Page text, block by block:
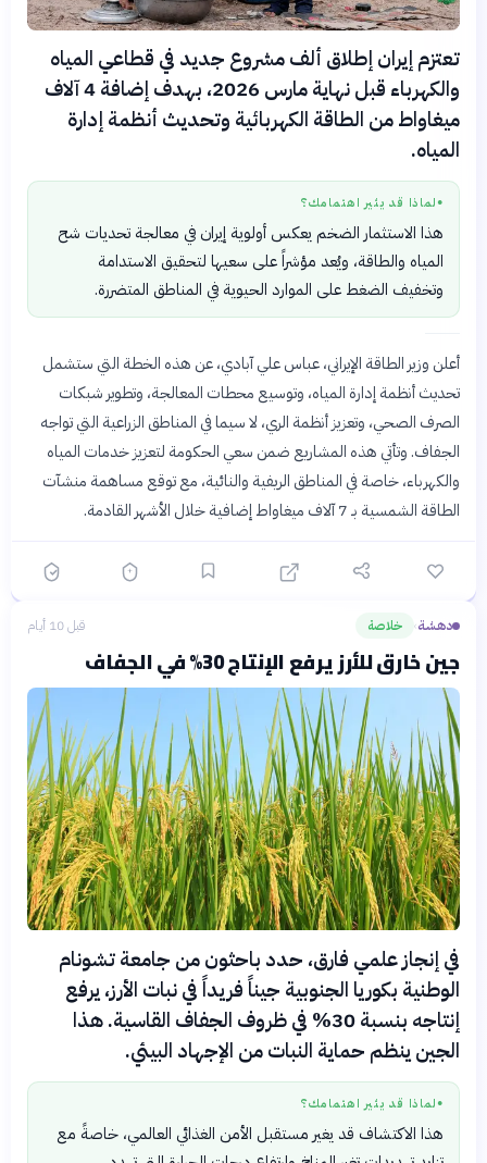
تعتزم إيران إطلاق ألف مشروع جديد في قطاعي المياه
والكهرباء قبل نهاية مارس 2026، بهدف إضافة 4 آلاف
ميغاواط من الطاقة الكهربائية وتحديث أنظمة إدارة
المياه.
● لماذا قد يثير اهتمامك؟
هذا الاستثمار الضخم يعكس أولوية إيران في معالجة تحديات شح
المياه والطاقة، ويُعد مؤشراً على سعيها لتحقيق الاستدامة
وتخفيف الضغط على الموارد الحيوية في المناطق المتضررة.
أعلن وزير الطاقة الإيراني، عباس علي آبادي، عن هذه الخطة التي ستشمل
تحديث أنظمة إدارة المياه، وتوسيع محطات المعالجة، وتطوير شبكات
الصرف الصحي، وتعزيز أنظمة الري، لا سيما في المناطق الزراعية التي تواجه
الجفاف. وتأتي هذه المشاريع ضمن سعي الحكومة لتعزيز خدمات المياه
والكهرباء، خاصة في المناطق الريفية والنائية، مع توقع مساهمة منشآت
الطاقة الشمسية بـ 7 آلاف ميغاواط إضافية خلال الأشهر القادمة.
دهشة› خلاصة قبل 10 أيام
جين خارق للأرز يرفع الإنتاج 30% في الجفاف
في إنجاز علمي فارق، حدد باحثون من جامعة تشونام
الوطنية بكوريا الجنوبية جيناً فريداً في نبات الأرز، يرفع
إنتاجه بنسبة 30% في ظروف الجفاف القاسية. هذا
الجين ينظم حماية النبات من الإجهاد البيئي.
● لماذا قد يثير اهتمامك؟
هذا الاكتشاف قد يغير مستقبل الأمن الغذائي العالمي، خاصةً مع